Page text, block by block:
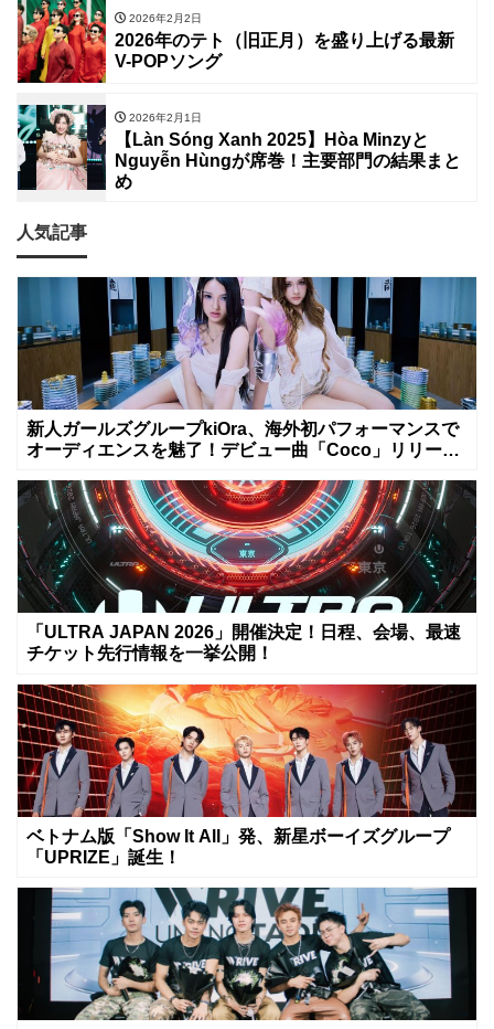
2026年2月2日
2026年のテト（旧正月）を盛り上げる最新
V-POPソング
2026年2月1日
【Làn Sóng Xanh 2025】Hòa Minzyと
Nguyễn Hùngが席巻！主要部門の結果まと
め
人気記事
新人ガールズグループkiOra、海外初パフォーマンスで
オーディエンスを魅了！デビュー曲「Coco」リリース
「ULTRA JAPAN 2026」開催決定！日程、会場、最速
チケット先行情報を一挙公開！
ベトナム版「Show It All」発、新星ボーイズグループ
「UPRIZE」誕生！